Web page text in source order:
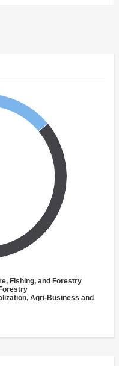
Fishing, and Forestry
Agri-Business and